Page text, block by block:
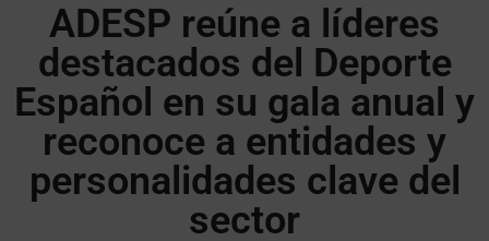
ADESP reúne a líderes
destacados del Deporte
Español en su gala anual y
reconoce a entidades y
personalidades clave del
sector